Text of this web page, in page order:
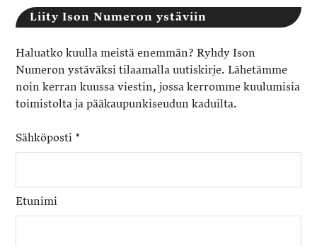
Liity Ison Numeron ystäviin
Haluatko kuulla meistä enemmän? Ryhdy Ison
Numeron ystäväksi tilaamalla uutiskirje. Lähetämme
noin kerran kuussa viestin, jossa kerromme kuulumisia
toimistolta ja pääkaupunkiseudun kaduilta.
Sähköposti *
Etunimi